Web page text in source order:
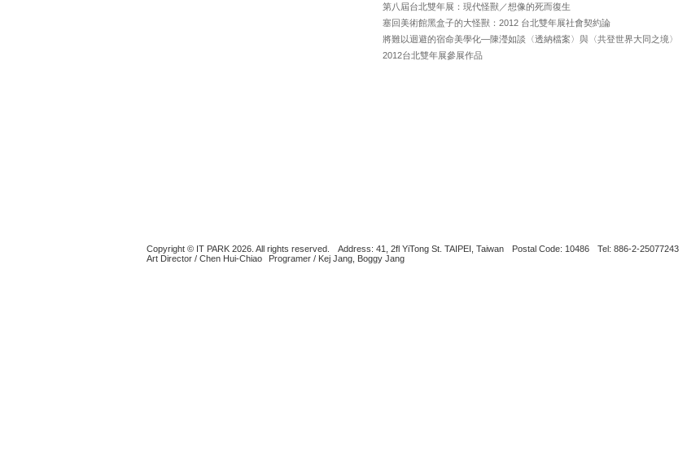
第八屆台北雙年展：現代怪獸／想像的死而復生
塞回美術館黑盒子的大怪獸：2012 台北雙年展社會契約論
將難以迴避的宿命美學化—陳瀅如談〈透納檔案〉與〈共登世界大同之境〉
2012台北雙年展參展作品
Copyright © IT PARK 2026. All rights reserved. Address: 41, 2fl YiTong St. TAIPEI, Taiwan Postal Code: 10486 Tel: 886-2-25077243
Art Director / Chen Hui-Chiao
Programer / Kej Jang, Boggy Jang